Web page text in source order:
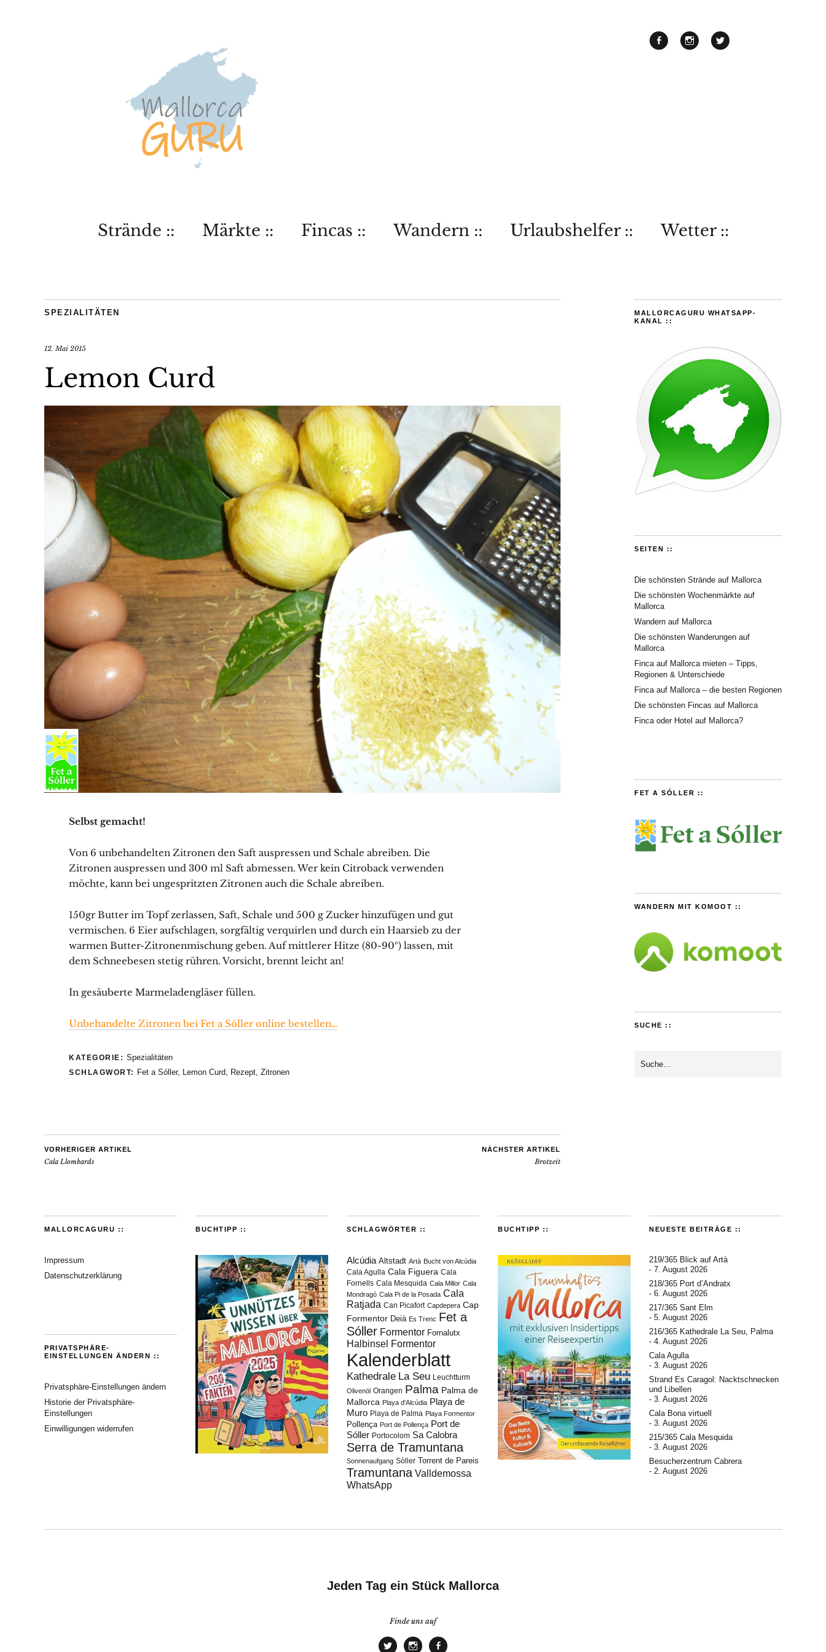
Strände :: Märkte :: Fincas :: Wandern :: Urlaubshelfer :: Wetter ::
SPEZIALITÄTEN
12. Mai 2015
Lemon Curd
Selbst gemacht!
Von 6 unbehandelten Zitronen den Saft auspressen und Schale abreiben. Die
Zitronen auspressen und 300 ml Saft abmessen. Wer kein Citroback verwenden
möchte, kann bei ungespritzten Zitronen auch die Schale abreiben.
150gr Butter im Topf zerlassen, Saft, Schale und 500 g Zucker hinzufügen und gut
vermischen. 6 Eier aufschlagen, sorgfältig verquirlen und durch ein Haarsieb zu der
warmen Butter-Zitronenmischung geben. Auf mittlerer Hitze (80-90º) lassen, mit
dem Schneebesen stetig rühren. Vorsicht, brennt leicht an!
In gesäuberte Marmeladengläser füllen.
Unbehandelte Zitronen bei Fet a Sóller online bestellen…
KATEGORIE: Spezialitäten
SCHLAGWORT: Fet a Sóller, Lemon Curd, Rezept, Zitronen
VORHERIGER ARTIKEL
Cala Llombards
NÄCHSTER ARTIKEL
Brotzeit
MALLORCAGURU WHATSAPP-
KANAL ::
SEITEN ::
Die schönsten Strände auf Mallorca
Die schönsten Wochenmärkte auf
Mallorca
Wandern auf Mallorca
Die schönsten Wanderungen auf
Mallorca
Finca auf Mallorca mieten – Tipps,
Regionen & Unterschiede
Finca auf Mallorca – die besten Regionen
Die schönsten Fincas auf Mallorca
Finca oder Hotel auf Mallorca?
FET A SÓLLER ::
WANDERN MIT KOMOOT ::
SUCHE ::
MALLORCAGURU ::
Impressum
Datenschutzerklärung
PRIVATSPHÄRE-
EINSTELLUNGEN ÄNDERN ::
Privatsphäre-Einstellungen ändern
Historie der Privatsphäre-
Einstellungen
Einwilligungen widerrufen
BUCHTIPP :: SCHLAGWÖRTER ::
Alcúdia Altstadt Artà Bucht von Alcúdia
Cala Agulla Cala Figuera Cala
Fornells Cala Mesquida Cala Millor Cala
Mondragó Cala Pi de la Posada Cala
Ratjada Can Picafort Capdepera Cap
Formentor Deià Es Trenc Fet a
Sóller Formentor Fornalutx
Halbinsel Formentor
Kalenderblatt
Kathedrale La Seu Leuchtturm
Olivenöl Orangen Palma Palma de
Mallorca Playa d'Alcúdia Playa de
Muro Playa de Palma Playa Formentor
Pollença Port de Pollença Port de
Sóller Portocolom Sa Calobra
Serra de Tramuntana
Sonnenaufgang Sòller Torrent de Pareis
Tramuntana Valldemossa
WhatsApp
BUCHTIPP :: NEUESTE BEITRÄGE ::
219/365 Blick auf Artà
7. August 2026
218/365 Port d’Andratx
6. August 2026
217/365 Sant Elm
5. August 2026
216/365 Kathedrale La Seu, Palma
4. August 2026
Cala Agulla
3. August 2026
Strand Es Caragol: Nacktschnecken
und Libellen
3. August 2026
Cala Bona virtuell
3. August 2026
215/365 Cala Mesquida
3. August 2026
Besucherzentrum Cabrera
2. August 2026
Jeden Tag ein Stück Mallorca
Finde uns auf